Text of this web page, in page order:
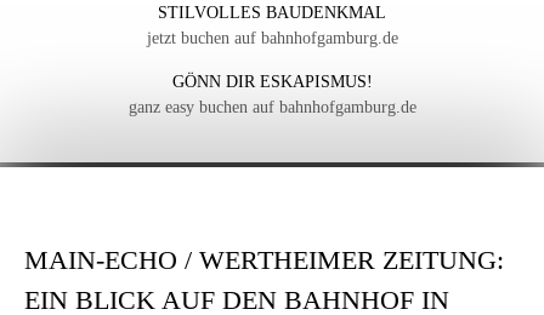
STILVOLLES BAUDENKMAL
jetzt buchen auf bahnhofgamburg.de
GÖNN DIR ESKAPISMUS!
ganz easy buchen auf bahnhofgamburg.de
MAIN-ECHO / WERTHEIMER ZEITUNG:
EIN BLICK AUF DEN BAHNHOF IN